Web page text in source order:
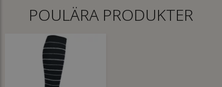
POULÄRA PRODUKTER